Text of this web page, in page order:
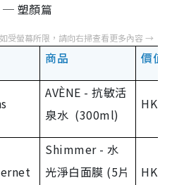
─ 塑顏篇
商品 價值
AVÈNE - 抗敏活
泉水 (300ml)
HK
Shimmer - 水
光淨白面膜 (5片